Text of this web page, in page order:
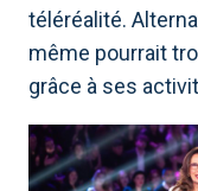
téléréalité.
même pourrait
grâce à ses